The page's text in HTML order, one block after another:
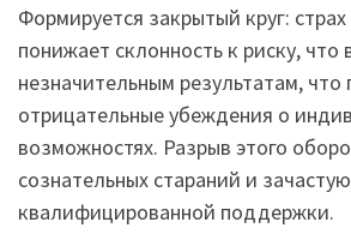
Формируется закрытый круг:
понижает склонность к риску, что
незначительным результатам,
отрицательные убеждения о
возможностях. Разрыв этого
сознательных стараний и зачастую
квалифицированной поддержки.